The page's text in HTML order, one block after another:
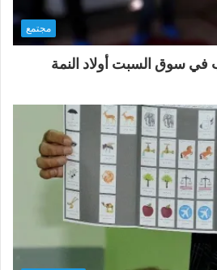
مجتمع
سوق السبت أولاد النمة